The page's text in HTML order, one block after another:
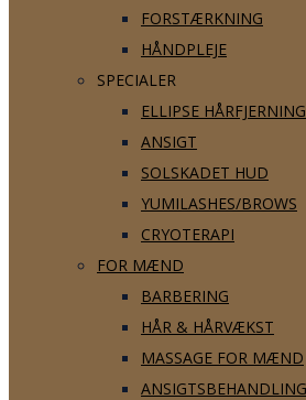
FORSTÆRKNING
HÅNDPLEJE
SPECIALER
ELLIPSE HÅRFJERNING
ANSIGT
SOLSKADET HUD
YUMILASHES/BROWS
CRYOTERAPI
FOR MÆND
BARBERING
HÅR & HÅRVÆKST
MASSAGE FOR MÆND